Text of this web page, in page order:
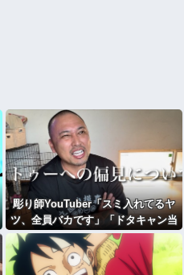
彫り師YouTuber「スミ入れてるヤ
ツ、全員バカです」「ドタキャン当
たり前、カネはない、挨拶もできな
い」